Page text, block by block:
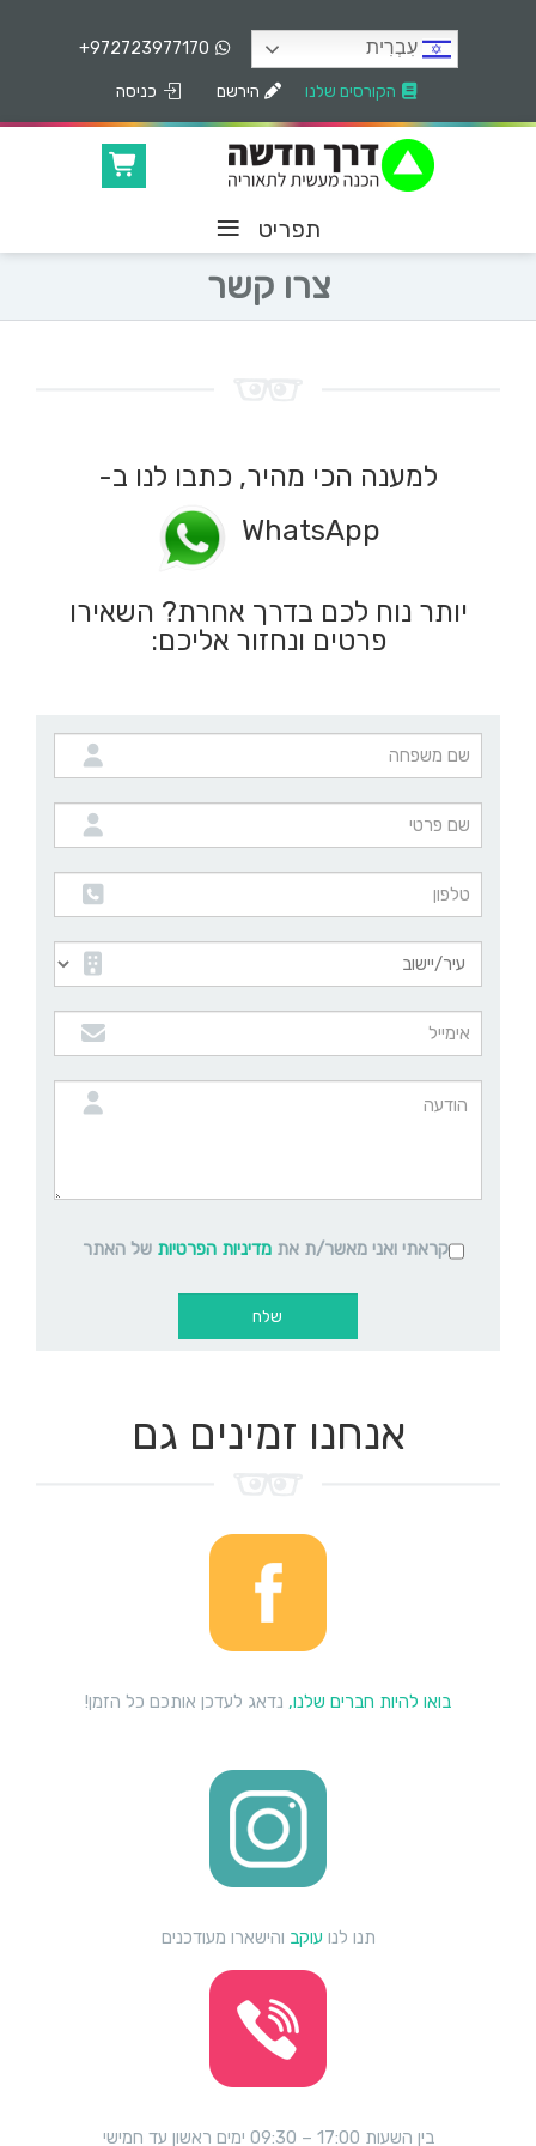
+972723977170 עִבְרִית
הקורסים שלנו הירשם כניסה
תפריט ≡
צרו קשר
למענה הכי מהיר, כתבו לנו ב-
WhatsApp
יותר נוח לכם בדרך אחרת? השאירו
פרטים ונחזור אליכם:
קראתי ואני מאשר/ת את מדיניות הפרטיות של האתר
אנחנו זמינים גם
בואו להיות חברים שלנו, נדאג לעדכן אותכם כל הזמן!
תנו לנו עוקב והישארו מעודכנים
בין השעות 17:00 – 09:30 ימים ראשון עד חמישי